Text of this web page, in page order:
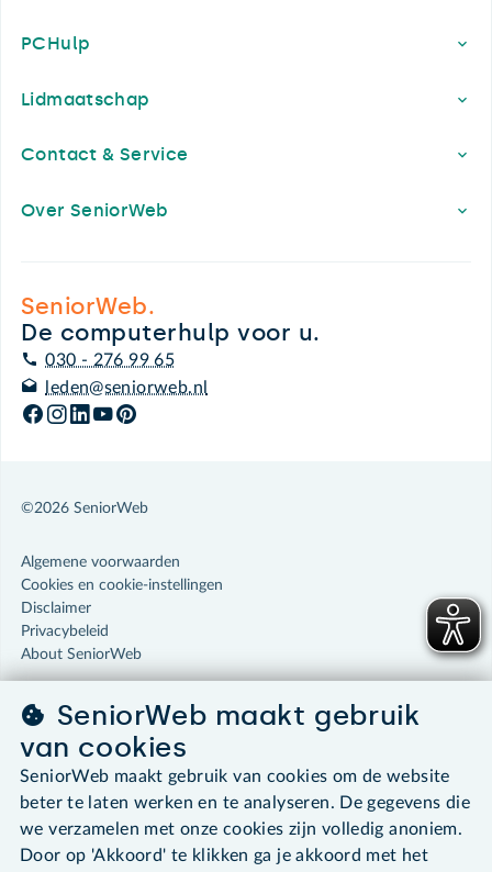
PCHulp
Lidmaatschap
Contact & Service
Over SeniorWeb
SeniorWeb.
De computerhulp voor u.
030 - 276 99 65
leden@seniorweb.nl
©2026 SeniorWeb
Algemene voorwaarden
Cookies en cookie-instellingen
Disclaimer
Privacybeleid
About SeniorWeb
SeniorWeb maakt gebruik
van cookies
SeniorWeb maakt gebruik van cookies om de website
beter te laten werken en te analyseren. De gegevens die
we verzamelen met onze cookies zijn volledig anoniem.
Door op 'Akkoord' te klikken ga je akkoord met het